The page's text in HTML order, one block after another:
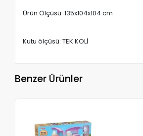
Ürün Ölçüsü: 135x104x104 cm
Kutu ölçüsü: TEK KOLİ
Benzer Ürünler